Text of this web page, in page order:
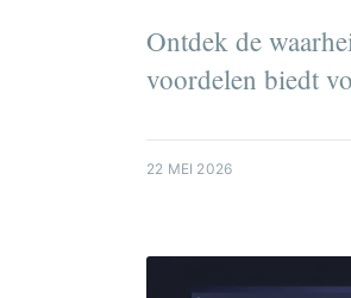
Ontdek de
voordelen biedt
22 MEI 2026